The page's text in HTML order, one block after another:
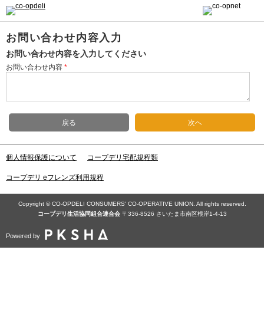
お問い合わせ内容入力
お問い合わせ内容を入力してください
お問い合わせ内容 *
戻る 次へ
個人情報保護について コープデリ宅配規程類
コープデリ eフレンズ利用規程
Copyright © CO-OPDELI CONSUMERS' CO-OPERATIVE UNION. All rights reserved.
コープデリ⽣活協同組合連合会〒336-8526 さいたま市南区根岸1-4-13
Powered by